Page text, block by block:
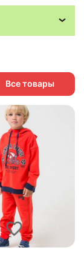
Все товары